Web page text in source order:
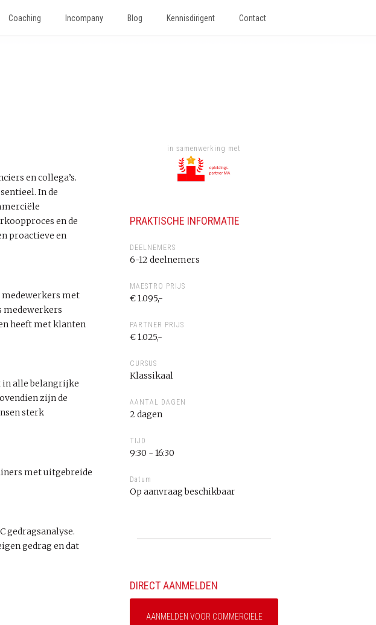
Coaching Incompany Blog Kennisdirigent Contact
en collega’s.
In de
en de
proactieve en
met
medewerkers
heeft met klanten
in alle belangrijke
zijn de
sterk
met uitgebreide
gedragsanalyse.
gedrag en dat
in samenwerking met
PRAKTISCHE INFORMATIE
DEELNEMERS
6-12 deelnemers
MAESTRO PRIJS
€ 1.095,-
PARTNER PRIJS
€ 1.025,-
CURSUS
Klassikaal
AANTAL DAGEN
2 dagen
TIJD
9:30 - 16:30
Datum
Op aanvraag beschikbaar
DIRECT AANMELDEN
AANMELDEN VOOR COMMERCIËLE